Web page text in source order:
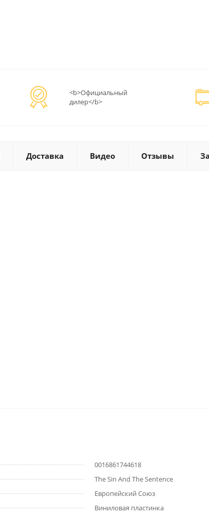
<b>Официальный
дилер</b>
Доставка Видео Отзывы
0016861744618
The Sin And The Sentence
Европейский Союз
Виниловая пластинка